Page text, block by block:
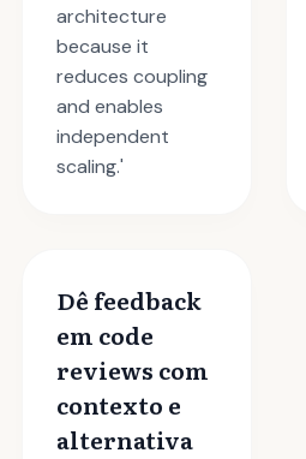
architecture
because it
reduces coupling
and enables
independent
scaling.'
Dê feedback
em code
reviews com
contexto e
alternativa